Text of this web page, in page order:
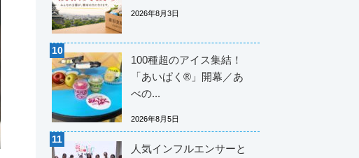
2026年8月3日
100種超のアイス集結！
「あいぱく®」開幕／あ
べの...
2026年8月5日
人気インフルエンサーと